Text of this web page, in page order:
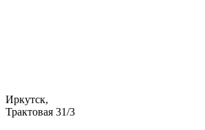
Иркутск,
Трактовая 31/3